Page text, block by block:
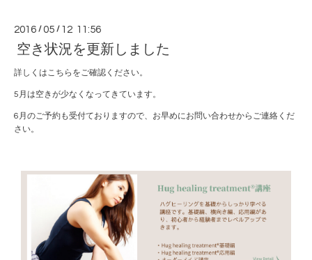
2016 /05 / 12 11:56
空き状況を更新しました
詳しくは こちら をご確認ください。
5月は空きが少なくなってきています。
6月のご予約も受付ておりますので、お早めにお問い合わせからご連絡くだ
さい。